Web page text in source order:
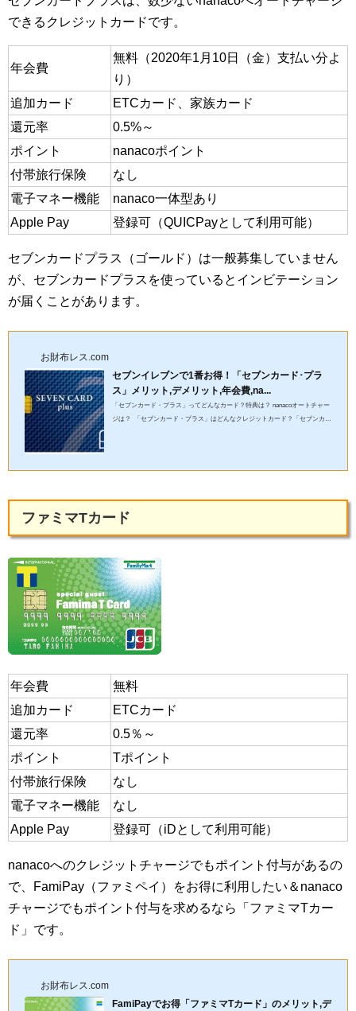
できるクレジットカードです。
年会費
無料（2020年1月10日（金）支払い分よ
り）
追加カード
ETCカード、家族カード
還元率
0.5%～
ポイント
nanacoポイント
付帯旅行保険
なし
電子マネー機能
nanaco一体型あり
Apple Pay
登録可（QUICPayとして利用可能）
セブンカードプラス（ゴールド）は一般募集していません
が、セブンカードプラスを使っているとインビテーション
が届くことがあります。
お財布レス.com
セブンイレブンで1番お得！「セブンカード･プラ
ス」メリット,デメリット,年会費,na...
「セブンカード・プラス」ってどんなカード？特典は？ nanacoオートチャー
ジは？ 「セブンカード・プラス」はどんなクレジットカード？「セブンカー
ファミマTカード
年会費
無料
追加カード
ETCカード
還元率
0.5％～
ポイント
Tポイント
付帯旅行保険
なし
電子マネー機能
なし
Apple Pay
登録可（iDとして利用可能）
nanacoへのクレジットチャージでもポイント付与があるの
で、FamiPay（ファミペイ）をお得に利用したい＆nanaco
チャージでもポイント付与を求めるなら「ファミマTカー
ド」です。
お財布レス.com
FamiPayでお得「ファミマTカード」のメリット,デ